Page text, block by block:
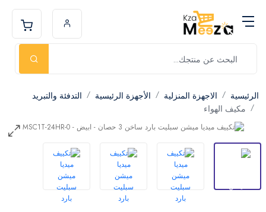
الرئيسية الاجهزة المنزلية الأجهزة الرئيسية
التدفئة والتبريد
مكيف الهواء